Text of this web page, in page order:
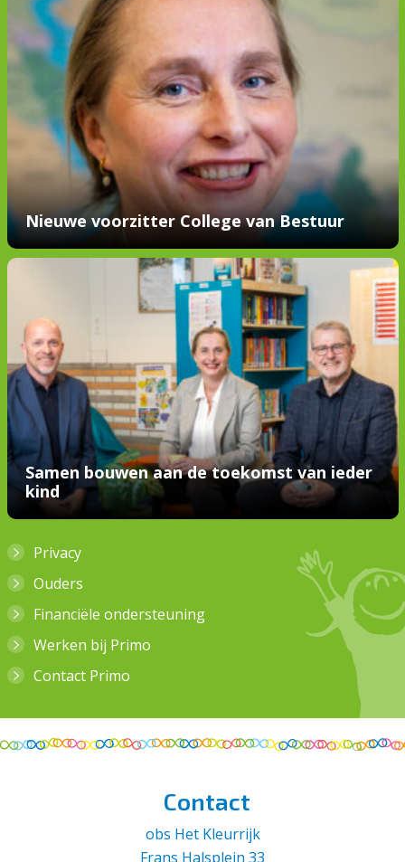
Nieuwe voorzitter College van Bestuur
Samen bouwen aan de toekomst van ieder
kind
Privacy
Ouders
Financiële ondersteuning
Werken bij Primo
Contact Primo
Contact
obs Het Kleurrijk
Frans Halsplein 33